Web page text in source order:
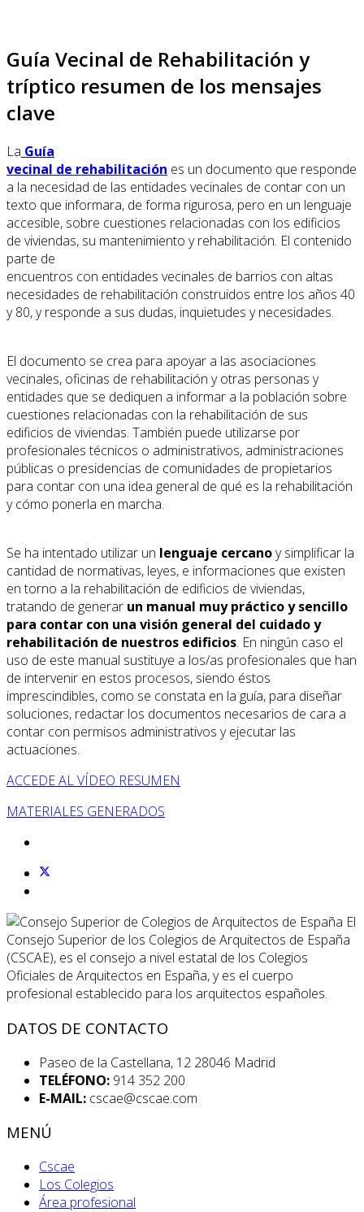
Guía Vecinal de Rehabilitación y
tríptico resumen de los mensajes
clave
La Guía
vecinal de rehabilitación es un documento que responde
a la necesidad de las entidades vecinales de contar con un
texto que informara, de forma rigurosa, pero en un lenguaje
accesible, sobre cuestiones relacionadas con los edificios
de viviendas, su mantenimiento y rehabilitación. El contenido
parte de
encuentros con entidades vecinales de barrios con altas
necesidades de rehabilitación construidos entre los años 40
y 80, y responde a sus dudas, inquietudes y necesidades.
El documento se crea para apoyar a las asociaciones
vecinales, oficinas de rehabilitación y otras personas y
entidades que se dediquen a informar a la población sobre
cuestiones relacionadas con la rehabilitación de sus
edificios de viviendas. También puede utilizarse por
profesionales técnicos o administrativos, administraciones
públicas o presidencias de comunidades de propietarios
para contar con una idea general de qué es la rehabilitación
y cómo ponerla en marcha.
Se ha intentado utilizar un lenguaje cercanoy simplificar la
cantidad de normativas, leyes, e informaciones que existen
en torno a la rehabilitación de edificios de viviendas,
tratando de generar un manual muy práctico y sencillo
para contar con una visión general del cuidado y
rehabilitación de nuestros edificios. En ningún caso el
uso de este manual sustituye a los/as profesionales que han
de intervenir en estos procesos, siendo éstos
imprescindibles, como se constata en la guía, para diseñar
soluciones, redactar los documentos necesarios de cara a
contar con permisos administrativos y ejecutar las
actuaciones.
ACCEDE AL VÍDEO RESUMEN
MATERIALES GENERADOS
El
Consejo Superior de los Colegios de Arquitectos de España
(CSCAE), es el consejo a nivel estatal de los Colegios
Oficiales de Arquitectos en España, y es el cuerpo
profesional establecido para los arquitectos españoles.
DATOS DE CONTACTO
Paseo de la Castellana, 12 28046 Madrid
TELÉFONO: 914 352 200
E-MAIL: cscae@cscae.com
MENÚ
Cscae
Los Colegios
Área profesional